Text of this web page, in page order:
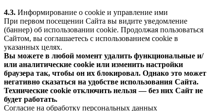
4.3. Информирование о cookie и управление ими
При первом посещении Сайта вы видите уведомление
(баннер) об использовании cookie. Продолжая пользоваться
Сайтом, вы соглашаетесь с использованием cookie в
указанных целях.
Вы можете в любой момент удалить функциональные и/
или аналитические cookie или изменить настройки
браузера так, чтобы он их блокировал. Однако это может
негативно сказаться на удобстве использования Сайта.
Технические cookie отключить нельзя — без них Сайт не
будет работать.
Согласие на обработку персональных данных